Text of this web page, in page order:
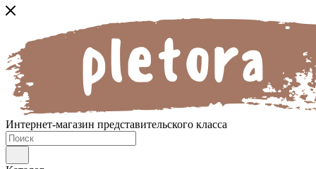
Интернет-магазин представительского класса